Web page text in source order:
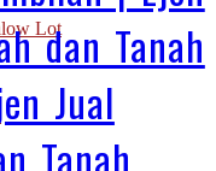
dan Tanah
Jual
Tanah
Lot